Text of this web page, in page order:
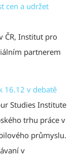
cen a udržet
ČR, Institut pro
partnerem
16.12 v debatě
Studies Institute
trhu práce v
průmyslu.
v